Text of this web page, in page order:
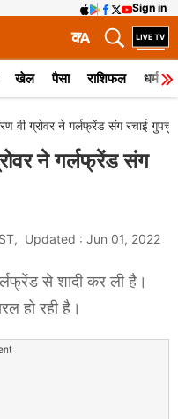
Sign in
A
क
खेल पैसा राशिफल धर्म
वी ग्रोवर ने गर्लफ्रेंड संग रचाई गुपचुप
ने गर्लफ्रेंड संग
Updated : Jun 01, 2022
से शादी कर ली है।
हो रही है।